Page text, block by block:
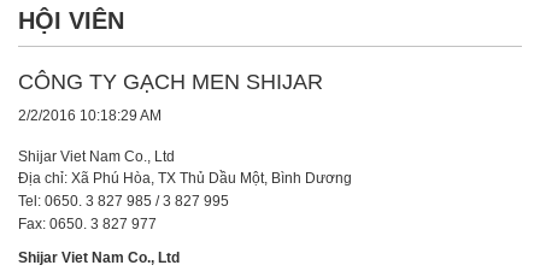
HỘI VIÊN
CÔNG TY GẠCH MEN SHIJAR
2/2/2016 10:18:29 AM
Shijar Viet Nam Co., Ltd
Địa chỉ: Xã Phú Hòa, TX Thủ Dầu Một, Bình Dương
Tel: 0650. 3 827 985 / 3 827 995
Fax: 0650. 3 827 977
Shijar Viet Nam Co., Ltd